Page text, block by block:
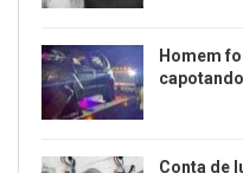
Homem
Conta de